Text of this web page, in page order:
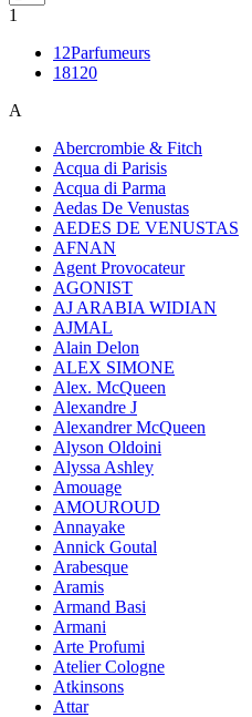
1
12Parfumeurs
18120
A
Abercrombie & Fitch
Acqua di Parisis
Acqua di Parma
Aedas De Venustas
AEDES DE VENUSTAS
AFNAN
Agent Provocateur
AGONIST
AJ ARABIA WIDIAN
AJMAL
Alain Delon
ALEX SIMONE
Alex. McQueen
Alexandre J
Alexandrer McQueen
Alyson Oldoini
Alyssa Ashley
Amouage
AMOUROUD
Annayake
Annick Goutal
Arabesque
Aramis
Armand Basi
Armani
Arte Profumi
Atelier Cologne
Atkinsons
Attar